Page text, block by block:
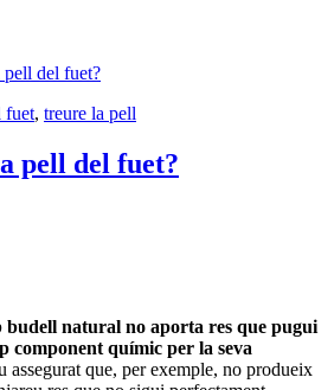
fuet, treure la pell
pell del fuet?
budell natural no aporta res que pugui
component químic per la seva
assegurat que, per exemple, no produeix